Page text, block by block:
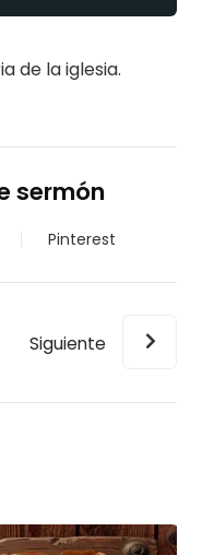
de la iglesia.
sermón
Pinterest
Siguiente